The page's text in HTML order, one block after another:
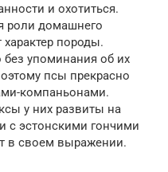
и охотиться.
роли домашнего
породы.
упоминания об их
псы прекрасно
компаньонами.
у них развиты на
с эстонскими гончими
в своем выражении.